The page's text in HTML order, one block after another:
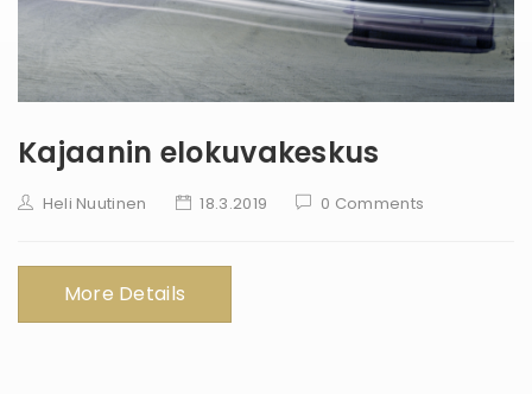
Kajaanin elokuvakeskus
Heli Nuutinen 18.3.2019 0 Comments
More Details